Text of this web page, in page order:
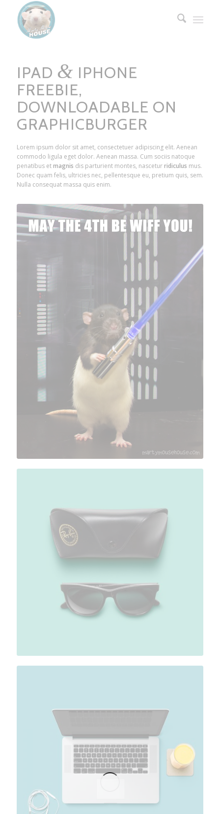
IPAD & IPHONE
FREEBIE,
DOWNLOADABLE ON
GRAPHICBURGER
Lorem ipsum dolor sit amet, consectetuer adipiscing elit. Aenean
commodo ligula eget dolor. Aenean massa. Cum sociis natoque
penatibus etmagnis dis parturient montes, nasceturridiculus mus.
Donec quam felis, ultricies nec, pellentesque eu, pretium quis, sem.
Nulla consequat massa quis enim.